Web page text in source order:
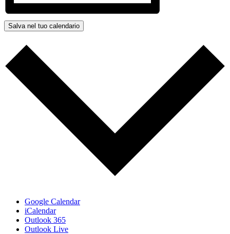
Salva nel tuo calendario
Google Calendar
iCalendar
Outlook 365
Outlook Live